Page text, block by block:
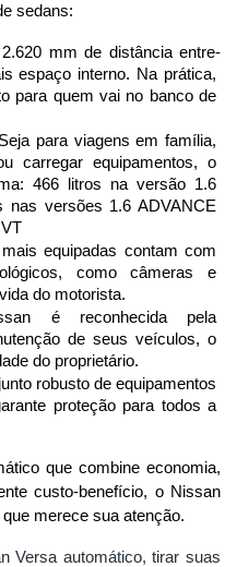
sedans:
mm de distância entre-
espaço interno. Na prática,
para quem vai no banco de
Seja para viagens em família,
carregar equipamentos, o
466 litros na versão 1.6
nas versões 1.6 ADVANCE
equipadas contam com
como câmeras e
do motorista.
é reconhecida pela
de seus veículos, o
do proprietário.
robusto de equipamentos
proteção para todos a
que combine economia,
custo-benefício, o Nissan
merece sua atenção.
Versa automático, tirar suas